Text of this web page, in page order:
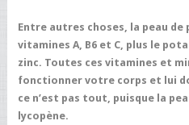
Entre autres choses, la peau de
vitamines A, B6 et C, plus le
zinc. Toutes ces vitamines et
fonctionner votre corps et lui
ce n’est pas tout, puisque la
lycopène.